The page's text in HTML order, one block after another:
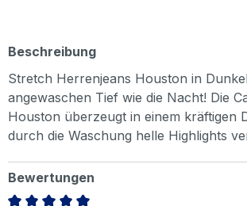
Beschreibung
Stretch Herrenjeans Houston in
angewaschen Tief wie die Nacht! Die
Houston überzeugt in einem kräftigen
durch die Waschung helle Highlights
Bewertungen